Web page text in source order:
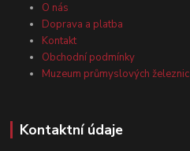
O nás
Doprava a platba
Kontakt
Obchodní podmínky
Muzeum průmyslových železnic
Kontaktní údaje